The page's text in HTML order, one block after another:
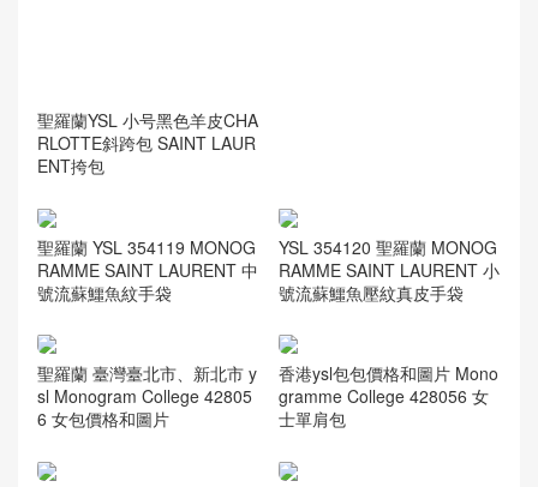
聖羅蘭YSL 小号黑色羊皮CHA
RLOTTE斜跨包 SAINT LAUR
ENT挎包
聖羅蘭 YSL 354119 MONOG
RAMME SAINT LAURENT 中
號流蘇鱷魚紋手袋
YSL 354120 聖羅蘭 MONOG
RAMME SAINT LAURENT 小
號流蘇鱷魚壓紋真皮手袋
聖羅蘭 臺灣臺北市、新北市 y
sl Monogram College 42805
6 女包價格和圖片
香港ysl包包價格和圖片 Mono
gramme College 428056 女
士單肩包